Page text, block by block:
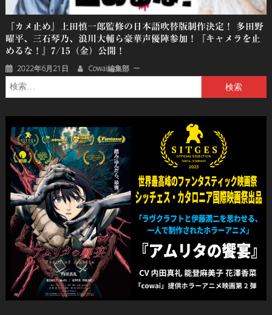
『カメ止め』上田慎一郎監修の日本語吹替版制作決定！ 多田野
曜平、三石琴乃、浪川大輔ら豪華声優陣参加！『キャメラを止
めるな！』7/15（金）公開！
2022年6月21日 Cowai編集部
索: